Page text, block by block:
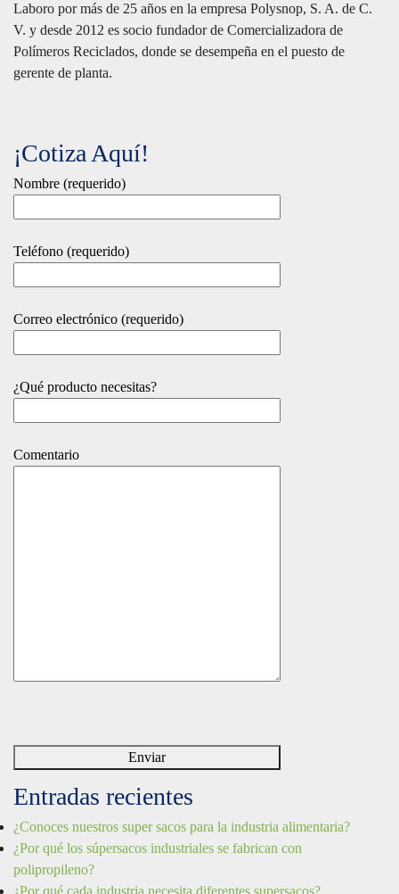
Laboro por más de 25 años en la empresa Polysnop, S. A. de C.
V. y desde 2012 es socio fundador de Comercializadora de
Polímeros Reciclados, donde se desempeña en el puesto de
gerente de planta.
¡Cotiza Aquí!
Nombre (requerido)
Teléfono (requerido)
Correo electrónico (requerido)
¿Qué producto necesitas?
Comentario
Entradas recientes
¿Conoces nuestros super sacos para la industria alimentaria?
¿Por qué los súpersacos industriales se fabrican con
polipropileno?
¿Por qué cada industria necesita diferentes supersacos?